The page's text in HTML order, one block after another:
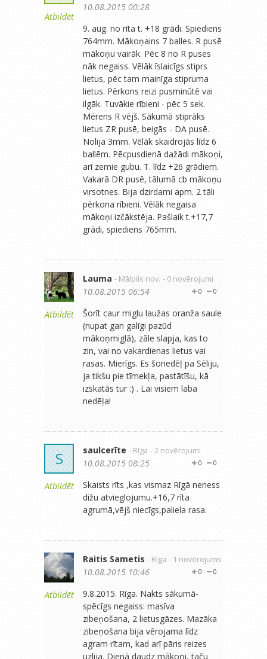
Atbildēt
10.08.2015 00:28
9. aug. no rīta t. +18 grādi. Spiediens
764mm. Mākoņains 7 balles. R pusē
mākoņu vairāk. Pēc 8 no R puses
nāk negaiss. Vēlāk īslaicīgs stiprs
lietus, pēc tam mainīga stipruma
lietus. Pērkons reizi pusminūtē vai
ilgāk. Tuvākie rībieni - pēc 5 sek.
Mērens R vējš. Sākumā stiprāks
lietus ZR pusē, beigās - DA pusē.
Nolija 3mm. Vēlāk skaidrojās līdz 6
ballēm. Pēcpusdienā dažādi mākoņi,
arī zemie gubu. T. līdz +26 grādiem.
Vakarā DR pusē, tālumā cb mākoņu
virsotnes. Bija dzirdami apm. 2 tāli
pērkona rībieni. Vēlāk negaisa
mākoņi izčākstēja. Pašlaik t.+17,7
grādi, spiediens 765mm.
Atbildēt
Lauma - Mālpils nov. - 0 novērojumi
0
0
10.08.2015 06:54
Šorīt caur miglu laužas oranža saule
(nupat gan galīgi pazūd
mākoņmiglā), zāle slapja, kas to
zin, vai no vakardienas lietus vai
rasas. Mierīgs. Es šonedēļ pa Sēliju,
ja tikšu pie tīmekļa, pastātīšu, kā
izskatās tur :) . Lai visiem laba
nedēļa!
S
Atbildēt
saulcerīte - Rīga - 2 novērojumi
0
0
10.08.2015 08:25
Skaists rīts ,kas vismaz Rīgā neness
dižu atvieglojumu.+16,7 rīta
agrumā,vējš niecīgs,paliela rasa.
Atbildēt
Raitis Sametis - Rīga - 1 novērojums
0
0
10.08.2015 10:46
9.8.2015. Rīga. Nakts sākumā-
spēcīgs negaiss: masīva
zibeņošana, 2 lietusgāzes. Mazāka
zibeņošana bija vērojama līdz
agram rītam, kad arī pāris reizes
uzlija. Dienā daudz mākoņi, taču